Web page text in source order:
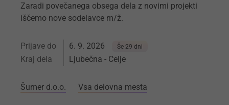
Zaradi povečanega obsega dela z novimi projekti
iščemo nove sodelavce m/ž.
Prijave do 6. 9. 2026 Še 29 dni
Kraj dela Ljubečna - Celje
Šumer d.o.o. Vsa delovna mesta